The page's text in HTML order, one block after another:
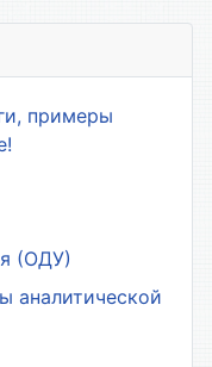
примеры
(ОДУ)
аналитической